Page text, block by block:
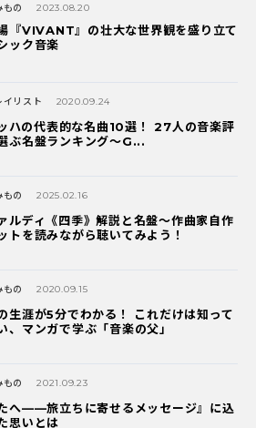
もの 2023.08.20
『VIVANT』の壮大な世界観を盛り立て
ック音楽
イリスト 2020.09.24
ハの代表的な名曲10選！ 27人の音楽評
ぶ名盤ランキング〜G...
もの 2025.02.16
ルディ《四季》解説と名盤～作曲家自作
トを読みながら聴いてみよう！
もの 2020.09.15
生涯が5分でわかる！ これだけは知って
、マンガで学ぶ「音楽の父」
もの 2021.09.23
たへ――旅立ちに寄せるメッセージ』に込
思いとは